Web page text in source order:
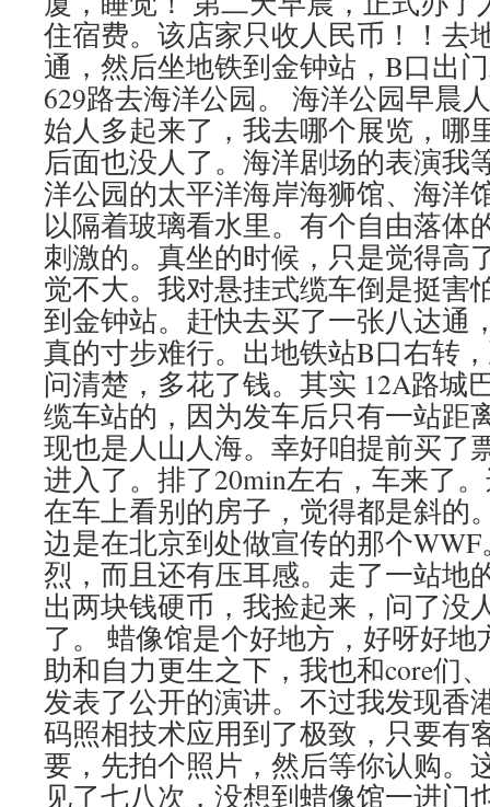
住宿费。该店家只收人民币！！去
通，然后坐地铁到金钟站，B口出
629路去海洋公园。 海洋公园早晨
始人多起来了，我去哪个展览，哪
后面也没人了。海洋剧场的表演我
洋公园的太平洋海岸海狮馆、海洋
以隔着玻璃看水里。有个自由落体
刺激的。真坐的时候，只是觉得高
觉不大。我对悬挂式缆车倒是挺害
到金钟站。赶快去买了一张八达通
真的寸步难行。出地铁站B口右转
问清楚，多花了钱。其实 12A路城
缆车站的，因为发车后只有一站距
现也是人山人海。幸好咱提前买了
进入了。排了20min左右，车来了
在车上看别的房子，觉得都是斜的
边是在北京到处做宣传的那个
烈，而且还有压耳感。走了一站地
出两块钱硬币，我捡起来，问了没
了。 蜡像馆是个好地方，好呀好
助和自力更生之下，我也和core们
发表了公开的演讲。不过我发现香
码照相技术应用到了极致，只要有
要，先拍个照片，然后等你认购。
见了七八次，没想到蜡像馆一进门